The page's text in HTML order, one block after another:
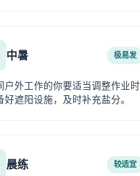
中暑 极易发
户外工作的你要适当调整作业时
好遮阳设施，及时补充盐分。
晨练 较适宜